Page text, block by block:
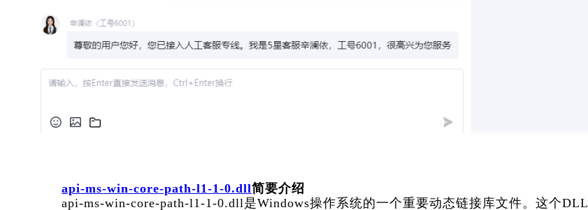
api-ms-win-core-path-l1-1-0.dll简要介绍